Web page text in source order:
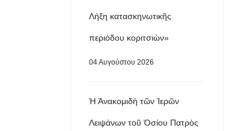
Λήξη κατασκηνωτικῆς
περιόδου κοριτσιών»
04 Αυγούστου 2026
Ἡ Ἀνακομιδὴ τῶν Ἱερῶν
Λειψάνων τοῦ Ὁσίου Πατρὸς